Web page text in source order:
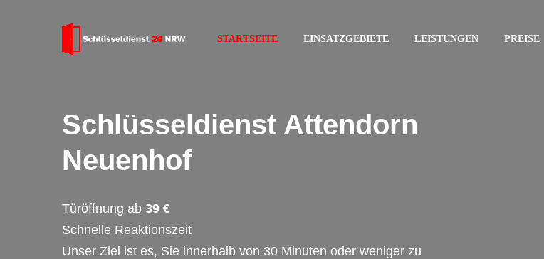
STARTSEITE EINSATZGEBIETE LEISTUNGEN PREISE
Schlüsseldienst Attendorn
Neuenhof
Türöffnung ab 39 €
Schnelle Reaktionszeit
Unser Ziel ist es, Sie innerhalb von 30 Minuten oder weniger zu